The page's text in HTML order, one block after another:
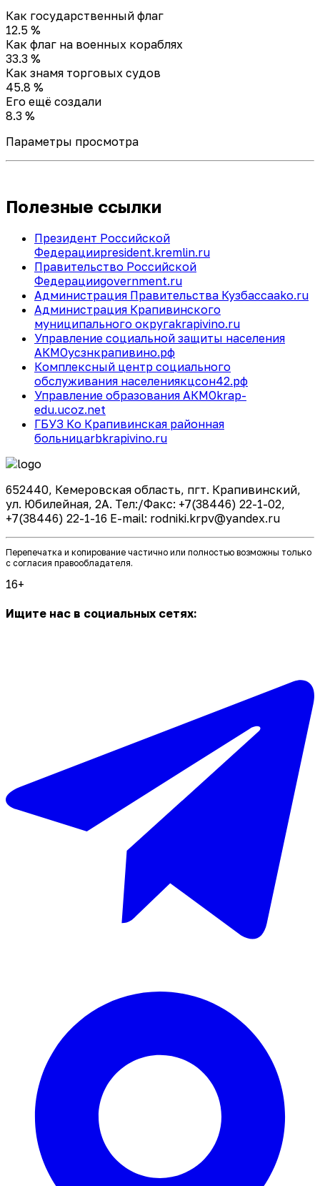
Как государственный флаг
12.5 %
Как флаг на военных кораблях
33.3 %
Как знамя торговых судов
45.8 %
Его ещё создали
8.3 %
Параметры просмотра
Полезные ссылки
Президент Российской
Федерацииpresident.kremlin.ru
Правительство Российской
Федерацииgovernment.ru
Администрация Правительства Кузбассаako.ru
Администрация Крапивинского
муниципального округаkrapivino.ru
Управление социальной защиты населения
АКМОусзнкрапивино.рф
Комплексный центр социального
обслуживания населениякцсон42.рф
Управление образования АКМОkrap-
edu.ucoz.net
ГБУЗ Ко Крапивинская районная
больницаrbkrapivino.ru
652440, Кемеровская область, пгт. Крапивинский,
ул. Юбилейная, 2А. Тел:/Факс: +7(38446) 22-1-02,
+7(38446) 22-1-16 E-mail: rodniki.krpv@yandex.ru
Перепечатка и копирование частично или полностью возможны только
с согласия правообладателя.
16+
Ищите нас в социальных сетях: